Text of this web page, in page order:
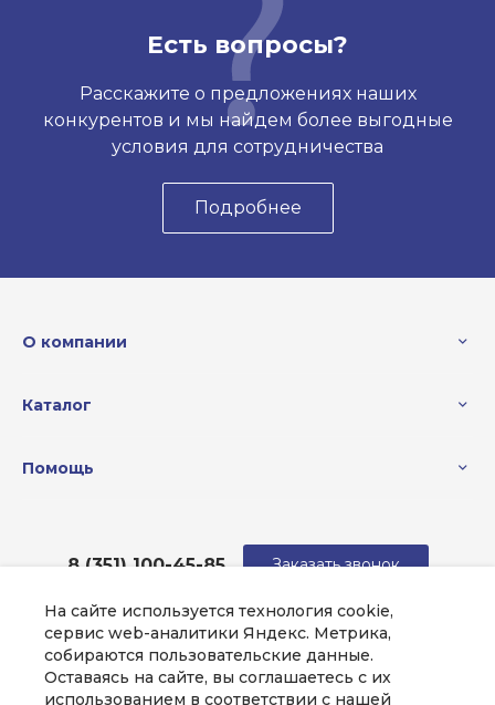
На сайте используется технология cookie,
сервис web-аналитики Яндекс. Метрика,
собираются пользовательские данные.
Оставаясь на сайте, вы соглашаетесь с их
использованием в соответствии с нашей
Есть вопросы?
Расскажите о предложениях наших
конкурентов и мы найдем более выгодные
условия для сотрудничества
Подробнее
О компании
Каталог
Помощь
sale@intecweb.ru
8 (351) 100-45-85
г. Челябинск, ул.Свободы, д.93, оф. 6
Заказать звонок